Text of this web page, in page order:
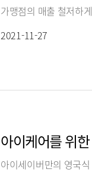
가맹점의 매출 철저하
2021-11-27
아이케어를 위
아이세이버만의 영국